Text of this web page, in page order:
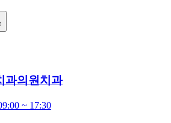
과의원치과
~ 17:30